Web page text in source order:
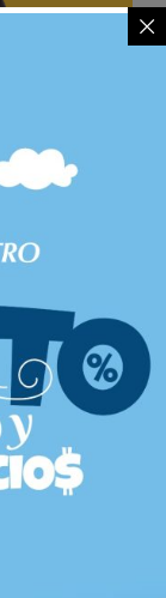
en tus
garantizada de
transacciones